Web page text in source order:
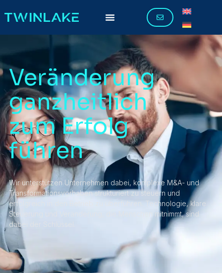
Veränderung
ganzheitlich
zum Erfolg
führen
Wir unterstützen Unternehmen dabei, komplexe M&A- und
Transformationsvorhaben strukturiert zu steuern und
erfolgreich in den Betrieb zu überführen. Technologie, klare
Steuerung und Veränderung, die Menschen mitnimmt, sind
dabei der Schlüssel.